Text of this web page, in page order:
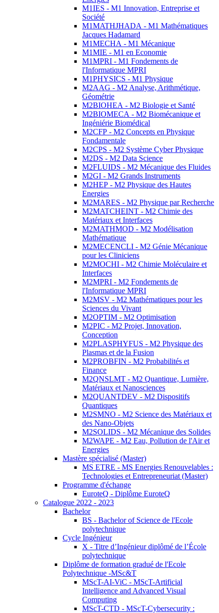
M1IES - M1 Innovation, Entreprise et
Société
M1MATHJHADA - M1 Mathématiques
Jacques Hadamard
M1MECHA - M1 Mécanique
M1MIE - M1 en Economie
M1MPRI - M1 Fondements de
l'Informatique MPRI
M1PHYSICS - M1 Physique
M2AAG - M2 Analyse, Arithmétique,
Géométrie
M2BIOHEA - M2 Biologie et Santé
M2BIOMECA - M2 Biomécanique et
Ingéniérie Biomédical
M2CFP - M2 Concepts en Physique
Fondamentale
M2CPS - M2 Système Cyber Physique
M2DS - M2 Data Science
M2FLUIDS - M2 Mécanique des Fluides
M2GI - M2 Grands Instruments
M2HEP - M2 Physique des Hautes
Energies
M2MARES - M2 Physique par Recherche
M2MATCHEINT - M2 Chimie des
Matériaux et Interfaces
M2MATHMOD - M2 Modélisation
Mathématique
M2MECENCLI - M2 Génie Mécanique
pour les Cliniciens
M2MOCHI - M2 Chimie Moléculaire et
Interfaces
M2MPRI - M2 Fondements de
l'Informatique MPRI
M2MSV - M2 Mathématiques pour les
Sciences du Vivant
M2OPTIM - M2 Optimisation
M2PIC - M2 Projet, Innovation,
Conception
M2PLASPHYFUS - M2 Physique des
Plasmas et de la Fusion
M2PROBFIN - M2 Probabilités et
Finance
M2QNSLMT - M2 Quantique, Lumière,
Matériaux et Nanosciences
M2QUANTDEV - M2 Dispositifs
Quantiques
M2SMNO - M2 Science des Matériaux et
des Nano-Objets
M2SOLIDS - M2 Mécanique des Solides
M2WAPE - M2 Eau, Pollution de l'Air et
Energies
Mastère spécialisé (Master)
MS ETRE - MS Energies Renouvelables :
Technologies et Entrepreneuriat (Master)
Programme d'échange
EuroteQ - Diplôme EuroteQ
Catalogue 2022 - 2023
Bachelor
BS - Bachelor of Science de l'Ecole
polytechnique
Cycle Ingénieur
X - Titre d’Ingénieur diplômé de l’École
polytechnique
Diplôme de formation gradué de l'Ecole
Polytechnique -MSc&T
MScT-AI-ViC - MScT-Artificial
Intelligence and Advanced Visual
Computing
MScT-CTD - MScT-Cybersecurity :